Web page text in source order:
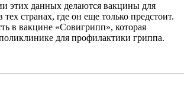
этих данных делаются вакцины для
тех странах, где он еще только предстоит.
в вакцине «Совигрипп», которая
для профилактики гриппа.